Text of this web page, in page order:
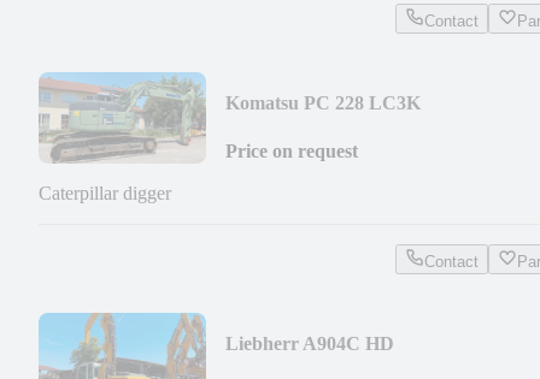
Contact
Komatsu PC 228 LC3K
Price on request
Caterpillar digger
Contact
Liebherr A904C HD